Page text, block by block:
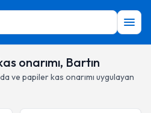
onarımı, Bartın
ve papiler kas onarımı uygulayan